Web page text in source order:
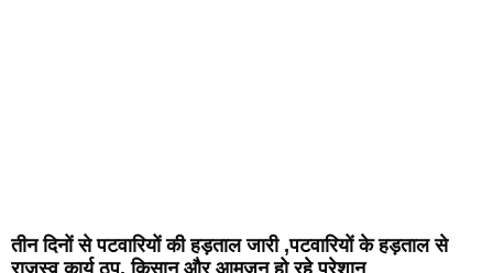
तीन दिनों से पटवारियों की हड़ताल जारी ,पटवारियों के हड़ताल से